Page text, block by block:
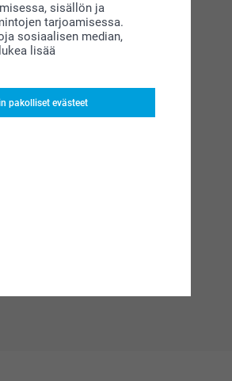
sisällön ja
tarjoamisessa.
sosiaalisen median,
lisää
pakolliset evästeet